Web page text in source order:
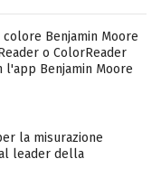
Benjamin Moore
o ColorReader
Benjamin Moore
la misurazione
leader della